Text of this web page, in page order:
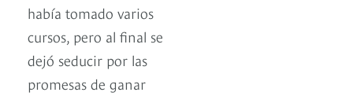
había tomado varios
cursos, pero al final se
dejó seducir por las
promesas de ganar